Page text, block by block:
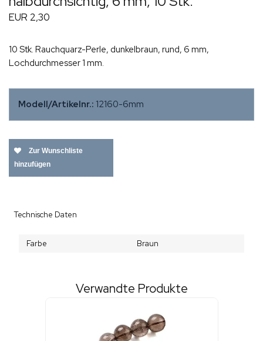
EUR 2,30
10 Stk. Rauchquarz-Perle, dunkelbraun, rund, 6 mm,
Lochdurchmesser 1 mm.
Modell/Artikelnr.: 12160-6mm
Zur Wunschliste
hinzufügen
Technische Daten
Farbe Braun
Verwandte Produkte